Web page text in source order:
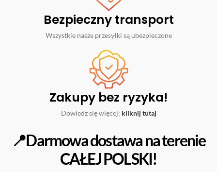
Bezpieczny transport
Wszystkie nasze przesyłki są ubezpieczone
Zakupy bez ryzyka!
Dowiedz się więcej: kliknij tutaj
📍Darmowa dostawa na terenie
CAŁEJ POLSKI!